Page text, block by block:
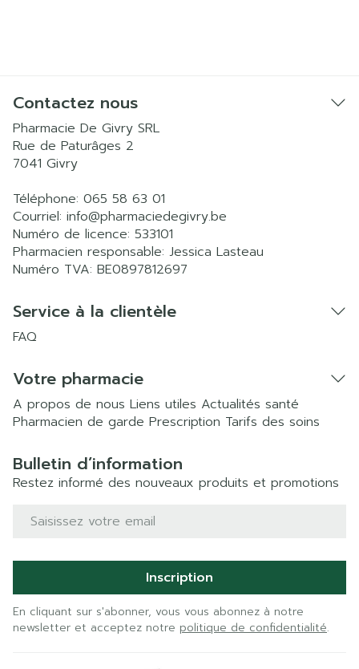
Contactez nous
Pharmacie De Givry SRL
Rue de Paturâges 2
7041 Givry
Téléphone: 065 58 63 01
Courriel: info@pharmaciedegivry.be
Numéro de licence: 533101
Pharmacien responsable: Jessica Lasteau
Numéro TVA: BE0897812697
Service à la clientèle
FAQ
Votre pharmacie
A propos de nous Liens utiles Actualités santé
Pharmacien de garde Prescription Tarifs des soins
Bulletin d’information
Restez informé des nouveaux produits et promotions
Adresse mail
Inscription
En cliquant sur s'abonner, vous vous abonnez à notre
newsletter et acceptez notre politique de confidentialité.